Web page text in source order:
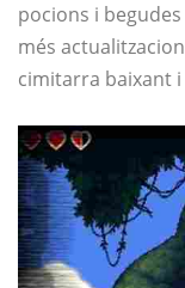
pocions i
més
cimitarra baixant